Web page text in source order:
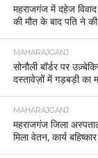
महराजगंज में दहेज
की मौत के बाद पति ने
MAHARAJGANJ
सोनौली बॉर्डर पर
दस्तावेज़ों में गड़बड़ी का
MAHARAJGANJ
महराजगंज जिला
मिला वेतन, कार्य